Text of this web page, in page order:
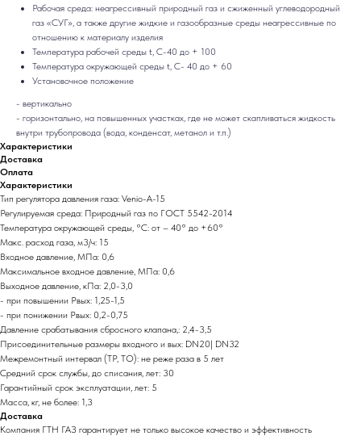
Рабочая среда: неагрессивный природный газ и сжиженный углеводородный
газ «СУГ», а также другие жидкие и газообразные среды неагрессивные по
отношению к материалу изделия
Температура рабочей среды t, С-40 до + 100
Температура окружающей среды t, С- 40 до + 60
Установочное положение
- вертикально
- горизонтально, на повышенных участках, где не может скапливаться жидкость
внутри трубопровода (вода, конденсат, метанол и т.п.)
Характеристики
Доставка
Оплата
Характеристики
Тип регулятора давления газа: Venio-A-15
Регулируемая среда: Природный газ по ГОСТ 5542-2014
Температура окружающей среды, °C: от – 40° до +60°
Макс. расход газа, м3/ч: 15
Входное давление, МПа: 0,6
Максимальное входное давление, МПа: 0,6
Выходное давление, кПа: 2,0-3,0
- при повышении Рвых: 1,25-1,5
- при понижении Рвых: 0,2-0,75
Давление срабатывания сбросного клапана,: 2,4-3,5
Присоединительные размеры входного и вых: DN20| DN32
Межремонтный интервал (ТР, ТО): не реже раза в 5 лет
Средний срок службы, до списания, лет: 30
Гарантийный срок эксплуатации, лет: 5
Масса, кг, не более: 1,3
Доставка
Компания ГТН ГАЗ гарантирует не только высокое качество и эффективность